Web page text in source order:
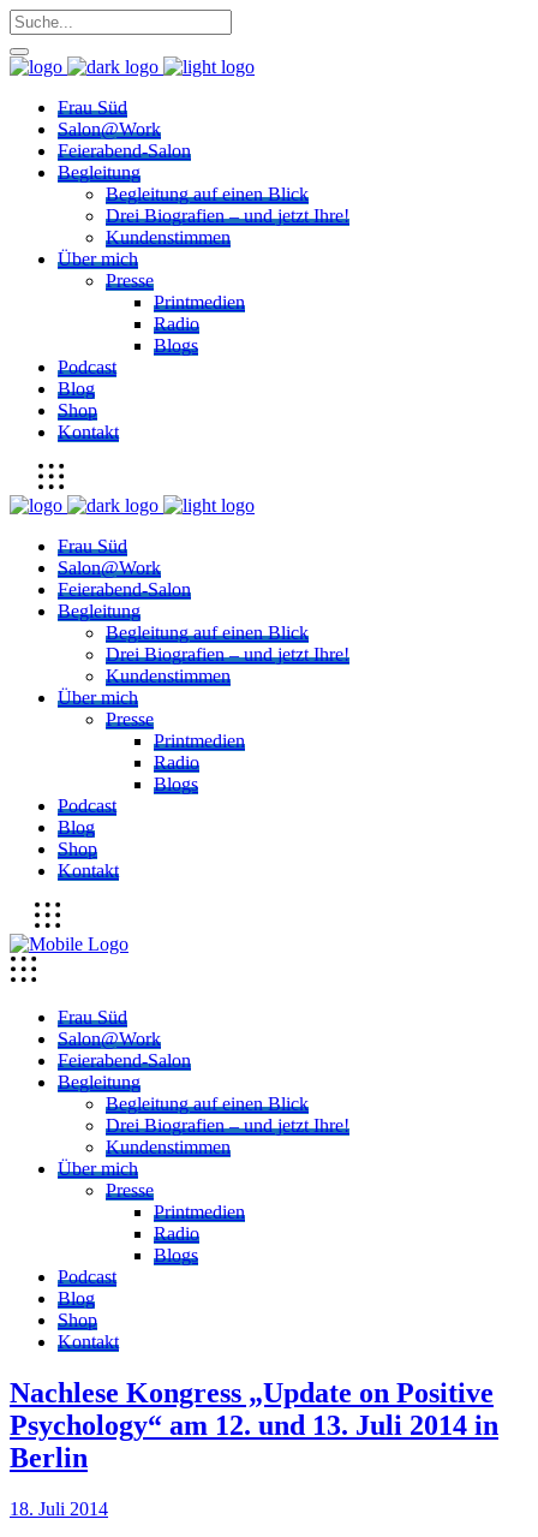
Frau Süd
Salon@Work
Feierabend-Salon
Begleitung
Begleitung auf einen Blick
Drei Biografien – und jetzt Ihre!
Kundenstimmen
Über mich
Presse
Printmedien
Radio
Blogs
Podcast
Blog
Shop
Kontakt
Frau Süd
Salon@Work
Feierabend-Salon
Begleitung
Begleitung auf einen Blick
Drei Biografien – und jetzt Ihre!
Kundenstimmen
Über mich
Presse
Printmedien
Radio
Blogs
Podcast
Blog
Shop
Kontakt
Frau Süd
Salon@Work
Feierabend-Salon
Begleitung
Begleitung auf einen Blick
Drei Biografien – und jetzt Ihre!
Kundenstimmen
Über mich
Presse
Printmedien
Radio
Blogs
Podcast
Blog
Shop
Kontakt
Nachlese Kongress „Update on Positive
Psychology“ am 12. und 13. Juli 2014 in
Berlin
18. Juli 2014